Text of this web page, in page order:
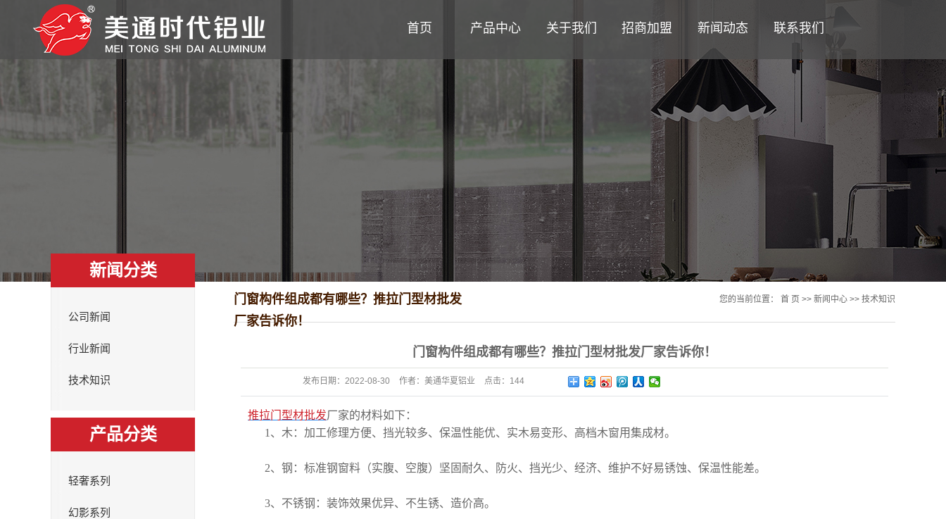
首页 产品中心 关于我们 招商加盟 新闻动态 联系我们
新闻分类
公司新闻
行业新闻
技术知识
产品分类
轻奢系列
幻影系列
门窗构件组成都有哪些？推拉门型材批发
厂家告诉你！
您的当前位置： 首 页 >> 新闻中心 >> 技术知识
门窗构件组成都有哪些？推拉门型材批发厂家告诉你！
发布日期： 2022-08-30 作者： 美通华夏铝业 点击： 144
推拉门型材批发厂家的材料如下：
1、木：加工修理方便、挡光较多、保温性能优、实木易变形、高档木窗用集成材。
2、钢：标准钢窗料（实腹、空腹）坚固耐久、防火、挡光少、经济、维护不好易锈蚀、保温性能差。
3、不锈钢：装饰效果优异、不生锈、造价高。